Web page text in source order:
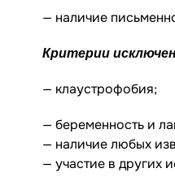
— наличие
Критерии
— клаустрофобия;
— беременность и
— наличие любых
— участие в других